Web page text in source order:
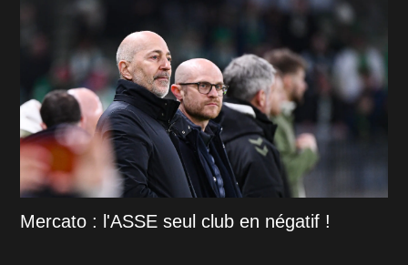
Mercato : l'ASSE seul club en négatif !